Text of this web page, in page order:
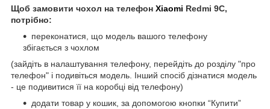
Щоб замовити чохол на телефон Xiaomi Redmi 9C,
потрібно:
переконатися, що модель вашого телефону
збігається з чохлом
(зайдіть в налаштування телефону, перейдіть до розділу "про
телефон" і подивіться модель. Інший спосіб дізнатися модель
- це подивитися її на коробці від телефону)
додати товар у кошик, за допомогою кнопки “Купити”